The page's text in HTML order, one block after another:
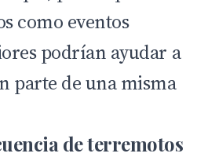
como eventos
podrían ayudar a
parte de una misma
de terremotos